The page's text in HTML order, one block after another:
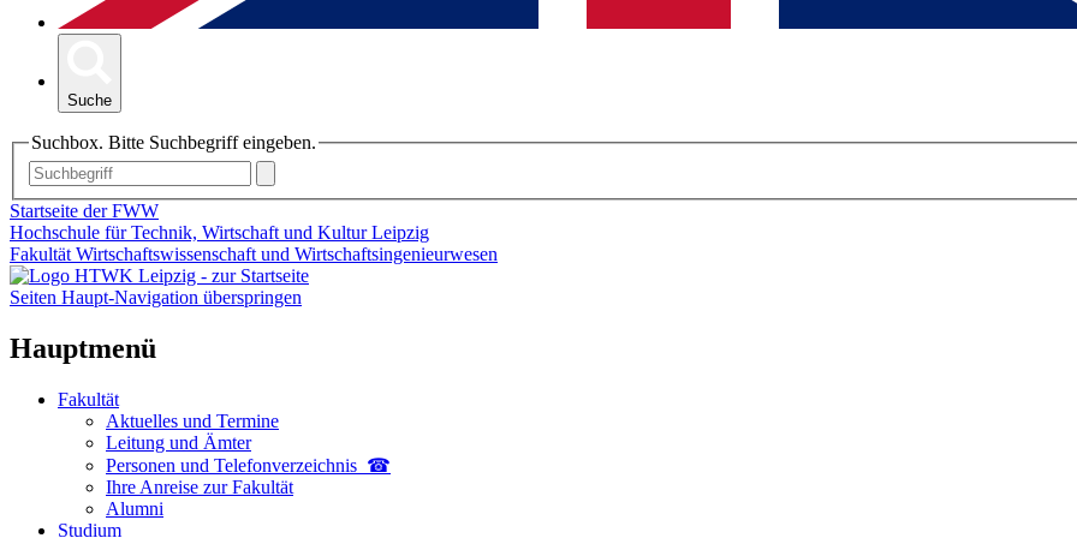
Suche
Suchbox. Bitte Suchbegriff eingeben.
Startseite der FWW
Hochschule für Technik, Wirtschaft und Kultur Leipzig
Fakultät Wirtschaftswissenschaft und Wirtschaftsingenieurwesen
Seiten Haupt-Navigation überspringen
Hauptmenü
Fakultät
Aktuelles und Termine
Leitung und Ämter
Personen und Telefon­verzeichnis ☎
Ihre Anreise zur Fakultät
Alumni
Studium